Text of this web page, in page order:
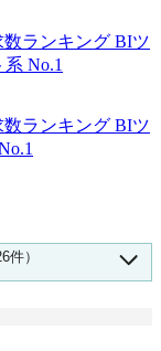
Analytics ×
！SQLとBIツー
10選！メリットや
た課題と導入後
調査 1位は
ビッグデータ・ア
も紹介
ランキング BIツ
No.1
ランキング BIツ
ランキング BIツ
）